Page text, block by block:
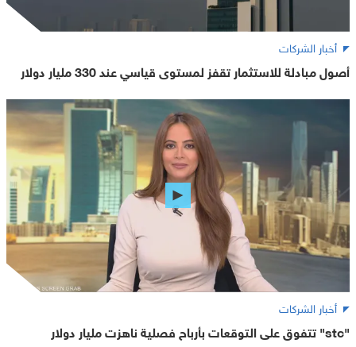
أخبار الشركات
أصول مبادلة للاستثمار تقفز لمستوى قياسي عند 330 مليار دولار
أخبار الشركات
"stc" تتفوق على التوقعات بأرباح فصلية ناهزت مليار دولار